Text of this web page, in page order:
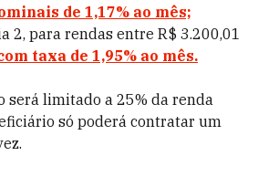
de 1,17% ao mês;
2, para rendas entre R$ 3.200,01
taxa de 1,95% ao mês.
será limitado a 25% da renda
só poderá contratar um